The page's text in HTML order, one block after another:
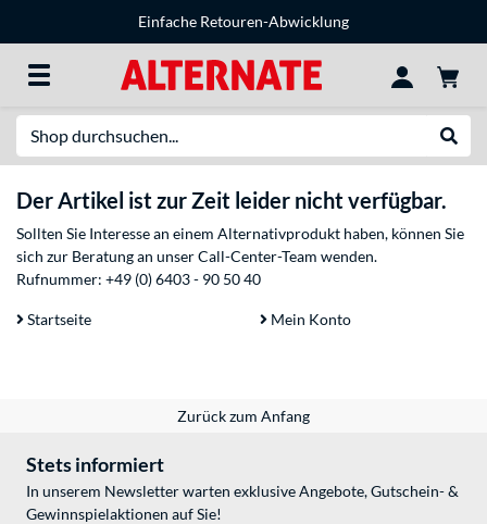
Einfache Retouren-Abwicklung
Der Artikel ist zur Zeit leider nicht verfügbar.
Sollten Sie Interesse an einem Alternativprodukt haben, können Sie
sich zur Beratung an unser Call-Center-Team wenden.
Rufnummer: +49 (0) 6403 - 90 50 40
Startseite Mein Konto
Zurück zum Anfang
Stets informiert
In unserem Newsletter warten exklusive Angebote, Gutschein- &
Gewinnspielaktionen auf Sie!